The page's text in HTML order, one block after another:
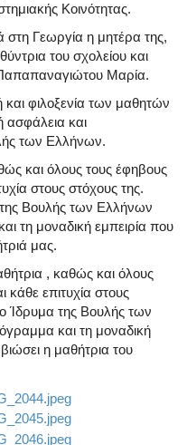
Κοινότητας.
στη Γεωργία η μητέρα της,
του σχολείου και
Μαρία.
φιλοξενία των μαθητών
ασφάλεια και
των Ελλήνων.
και όλους τους έφηβους
στους στόχους της.
Βουλής των Ελλήνων
τη μοναδική εμπειρία που
μας.
, καθώς και όλους
κάθε επιτυχία στους
Ίδρυμα της Βουλής των
και τη μοναδική
η μαθήτρια του